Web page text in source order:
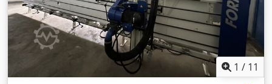
1 / 11